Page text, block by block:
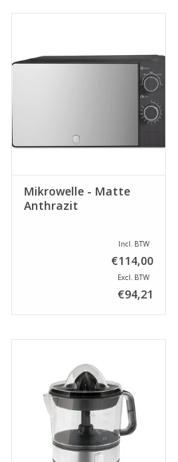
Mikrowelle - Matte
Anthrazit
Incl. BTW
€114,00
Excl. BTW
€94,21